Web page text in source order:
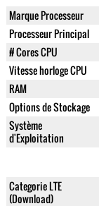
Marque Processeur
Processeur Principal
# Cores CPU
Vitesse horloge CPU
RAM
Options de Stockage
Système
d'Exploitation
Categorie LTE
(Download)